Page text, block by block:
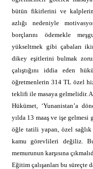
bütün fikirlerini ve
azlığı nedeniyle
borçlarını ödemekle
yükseltmek gibi çabaları
dikey eşitlerini bulmak
çalıştığını iddia eden
öğretmenlerin 314 TL özel
teklifi ile masaya gelmelidir.
Hükümet, ‘Yunanistan’a
yılda 13 maaş ve işe
öğle tatili yapan, özel sağlık
kamu görevlileri değiliz.
memurunun karşısına
Eğitim çalışanları bu süreçte